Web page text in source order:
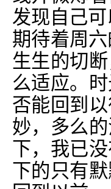
发现自己
期待着周
生生的切
么适应。
否能回到
妙，多么
下，我已
下的只有